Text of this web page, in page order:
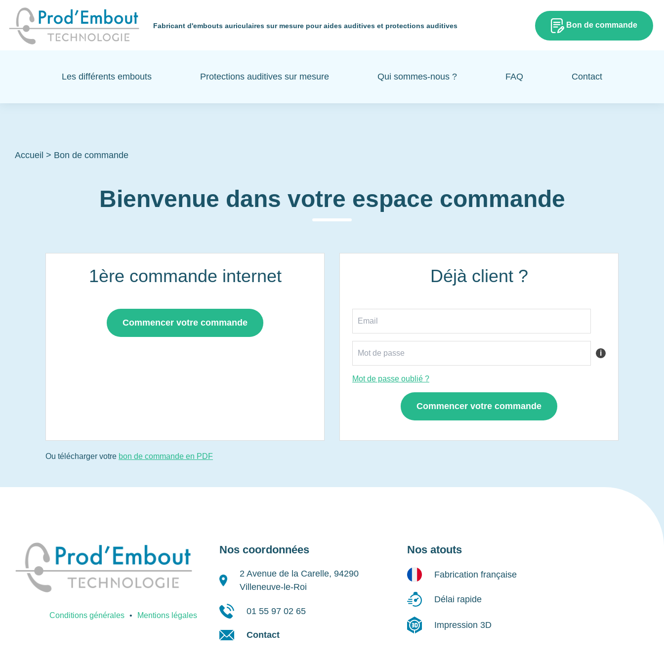
Fabricant d'embouts auriculaires sur mesure pour aides auditives et protections auditives Bon de commande
Les différents embouts Protections auditives sur mesure Qui sommes-nous ? FAQ Contact
Accueil > Bon de commande
Bienvenue dans votre espace commande
1ère commande internet
Commencer votre commande
Déjà client ?
i
Mot de passe oublié ?
Ou télécharger votre bon de commande en PDF
Conditions générales Mentions légales
Nos coordonnées
2 Avenue de la Carelle, 94290
Villeneuve-le-Roi
01 55 97 02 65
Contact
Nos atouts
Fabrication française
Délai rapide
Impression 3D